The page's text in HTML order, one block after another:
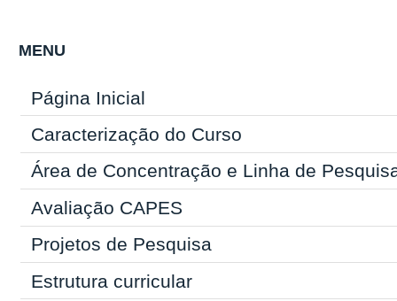
MENU
Página Inicial
Caracterização do Curso
Área de Concentração e Linha de
Avaliação CAPES
Projetos de Pesquisa
Estrutura curricular